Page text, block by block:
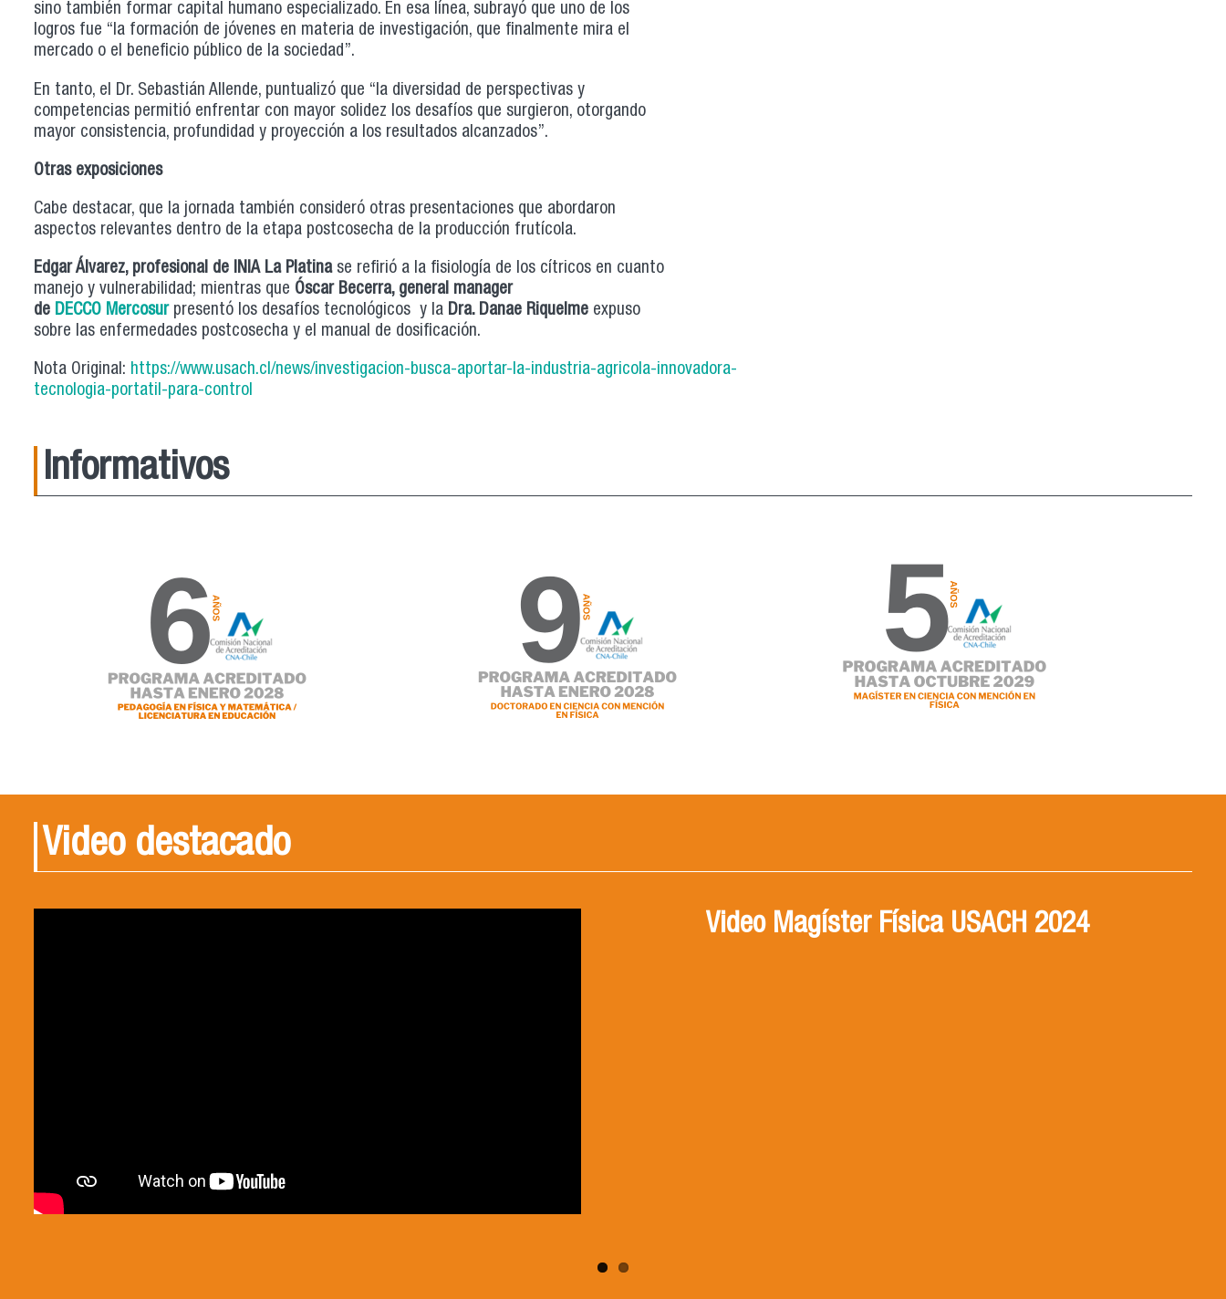
sino también formar capital humano especializado. En esa línea, subrayó que uno de los
logros fue “la formación de jóvenes en materia de investigación, que finalmente mira el
mercado o el beneficio público de la sociedad”.
En tanto, el Dr. Sebastián Allende, puntualizó que “la diversidad de perspectivas y
competencias permitió enfrentar con mayor solidez los desafíos que surgieron, otorgando
mayor consistencia, profundidad y proyección a los resultados alcanzados”.
Otras exposiciones
Cabe destacar, que la jornada también consideró otras presentaciones que abordaron
aspectos relevantes dentro de la etapa postcosecha de la producción frutícola.
Edgar Álvarez, profesional de INIA La Platinase refirió a la fisiología de los cítricos en cuanto
manejo y vulnerabilidad; mientras que Óscar Becerra, general manager
de DECCO Mercosur presentó los desafíos tecnológicos y la Dra. Danae Riquelme expuso
sobre las enfermedades postcosecha y el manual de dosificación.
Nota Original: https://www.usach.cl/news/investigacion-busca-aportar-la-industria-agricola-innovadora-
tecnologia-portatil-para-control
Informativos
Video destacado
Video Magíster Física USACH 2024